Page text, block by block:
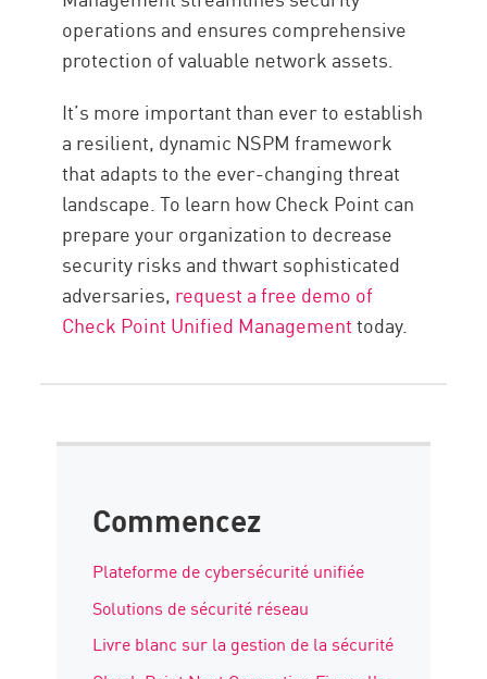
operations and ensures comprehensive
protection of valuable network assets.
It’s more important than ever to establish
a resilient, dynamic NSPM framework
that adapts to the ever-changing threat
landscape. To learn how Check Point can
prepare your organization to decrease
security risks and thwart sophisticated
adversaries, request a free demo of
Check Point Unified Managementtoday.
Commencez
Plateforme de cybersécurité unifiée
Solutions de sécurité réseau
Livre blanc sur la gestion de la sécurité